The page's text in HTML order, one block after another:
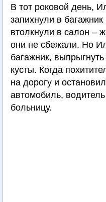
В тот роковой день,
запихнули в
втолкнули в салон –
они не сбежали. Но
багажник,
кусты. Когда
на дорогу и
автомобиль,
больницу.